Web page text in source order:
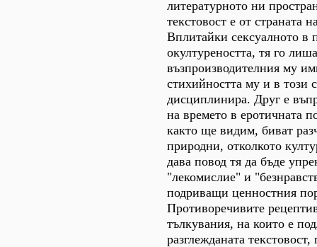
литературното ни
текстовост е от страната
Вплитайки сексуалното в
окултуреността, тя го
възпроизводителния му
стихийността му и в този
дисциплинира. Друг е
на времето в еротичната
както ще видим, биват
природни, отколкото
дава повод тя да бъде
"лекомислие" и
подриващи ценностния
Противоречивите
тълкувания, на които е
разглежданата